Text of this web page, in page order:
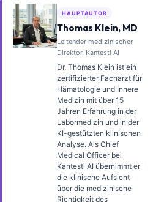
HAUPTAUTOR
Thomas Klein, MD
Leitender medizinischer
Direktor, Kantesti AI
Dr. Thomas Klein ist ein
zertifizierter Facharzt für
Hämatologie und Innere
Medizin mit über 15
Jahren Erfahrung in der
Labormedizin und in der
KI-gestützten klinischen
Analyse. Als Chief
Medical Officer bei
Kantesti AI übernimmt er
die klinische Aufsicht
über die medizinische
Richtigkeit des